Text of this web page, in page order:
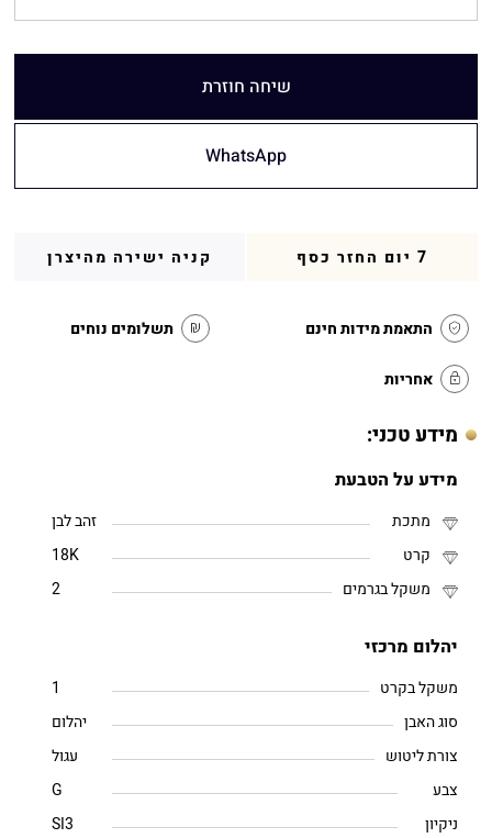
שיחה חוזרת
WhatsApp
7 יום החזר כסף קניה ישירה מהיצרן
התאמת מידות חינם תשלומים נוחים
אחריות
מידע טכני:
מידע על הטבעת
מתכת
זהב לבן
קרט
18K
משקל בגרמים
2
יהלום מרכזי
משקל בקרט
1
סוג האבן
יהלום
צורת ליטוש
עגול
צבע
G
ניקיון
SI3